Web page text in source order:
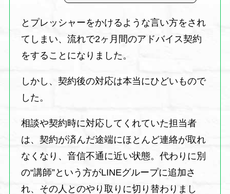
とプレッシャーをかけるような言い方をされ
てしまい、流れで2ヶ月間のアドバイス契約
をすることになりました。
しかし、契約後の対応は本当にひどいもので
した。
相談や契約時に対応してくれていた担当者
は、契約が済んだ途端にほとんど連絡が取れ
なくなり、音信不通に近い状態。代わりに別
の“講師”という方がLINEグループに追加さ
れ、その人とのやり取りに切り替わりまし